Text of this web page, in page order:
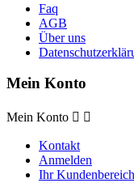
Faq
AGB
Über uns
Mein Konto
Mein Konto  
Kontakt
Anmelden
Ihr Kundenbereich